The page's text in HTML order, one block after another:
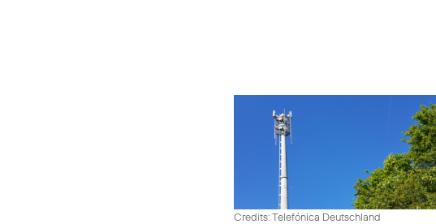
Credits: Telefónica Deutschland